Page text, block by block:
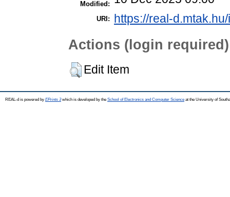
Modified:
URI: https://real-
Actions (login required)
Edit Item
REAL-d is powered by EPrints 3which is developed by the School of Electronics and Computer Science at the University of